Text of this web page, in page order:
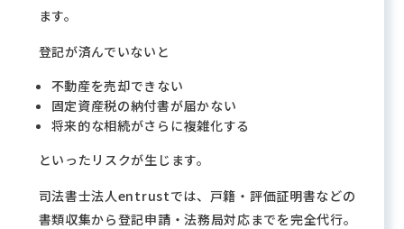
ます。
登記が済んでいないと
不動産を売却できない
固定資産税の納付書が届かない
将来的な相続がさらに複雑化する
といったリスクが生じます。
司法書士法人entrustでは、戸籍・評価証明書などの
書類収集から登記申請・法務局対応までを完全代行。